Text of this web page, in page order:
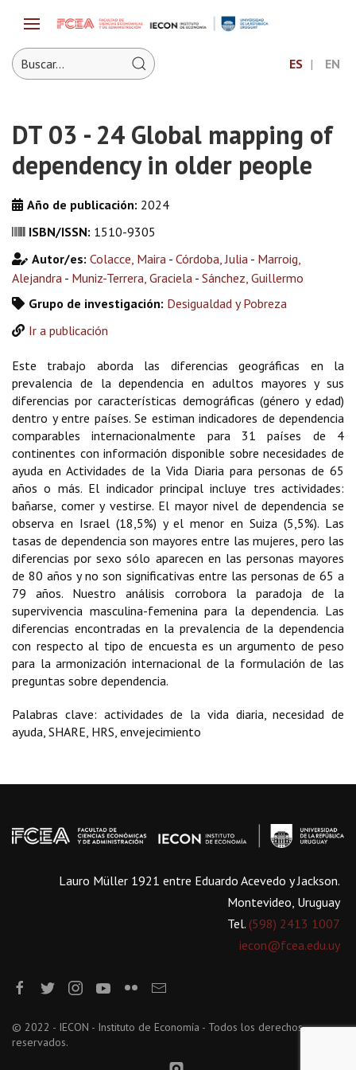
ES EN
DT 03 - 24 Global mapping of
dependency in older people
Año de publicación: 2024
ISBN/ISSN: 1510-9305
Autor/es: Colacce, Maira - Córdoba, Julia - Marroig,
Alejandra - Muniz-Terrera, Graciela - Sánchez, Guillermo
Grupo de investigación: Desigualdad y Pobreza
Ir a publicación
Este trabajo aborda las diferencias geográficas en la
prevalencia de la dependencia en adultos mayores y sus
diferencias por características demográficas (género y edad)
dentro y entre países. Se estiman indicadores de dependencia
comparables internacionalmente para 31 países de 4
continentes con información disponible sobre necesidades de
ayuda en Actividades de la Vida Diaria para personas de 65
años o más. El indicador principal incluye tres actividades:
bañarse, comer y vestirse. El mayor nivel de dependencia se
observa en Israel (18,5%) y el menor en Suiza (5,5%). Las
tasas de dependencia son mayores entre las mujeres, pero las
diferencias por sexo sólo aparecen en las personas mayores
de 80 años y no son significativas entre las personas de 65 a
79 años. Nuestro análisis corrobora la paradoja de la
supervivencia masculina-femenina para la dependencia. Las
diferencias encontradas en la prevalencia de la dependencia
con respecto al tipo de encuesta es un argumento de peso
para la armonización internacional de la formulación de las
preguntas sobre dependencia.
Palabras clave: actividades de la vida diaria, necesidad de
ayuda, SHARE, HRS, envejecimiento
Lauro Müller 1921 entre Eduardo Acevedo y Jackson.
Montevideo, Uruguay
Tel. (598) 2413 1007
iecon@fcea.edu.uy
© 2022 - IECON - Instituto de Economía - Todos los derechos
reservados.